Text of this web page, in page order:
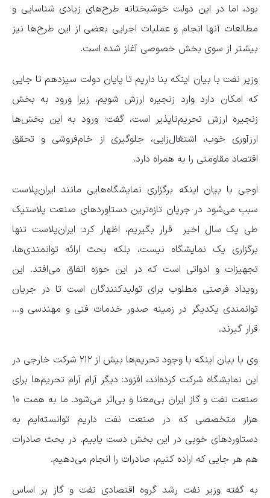
بود، اما در این دولت خوشبختانه طرح‌های زیادی شناسایی و
مطالعات آنها انجام و عملیات اجرایی بعضی از این طرح‌ها نیز
بیشتر از سوی بخش خصوصی آغاز شده است.
وزیر نفت با بیان اینکه بنا داریم تا پایان دولت سیزدهم تا جایی
که امکان دارد وارد زنجیره ارزش شویم، زیرا ورود به بخش
زنجیره ارزش تحریم‌ناپذیر است، گفت: ورود به این بخش‌ها
ارزآوری خوب، اشتغال‌زایی، جلوگیری از خام‌فروشی و تحقق
اقتصاد مقاومتی را به همراه دارد.
اوجی با بیان اینکه برگزاری نمایشگاه‌هایی مانند ایران‌پلاست
سبب می‌شود در جریان تازه‌ترین دستاوردهای صنعت پلاستیک
طی یک سال اخیر قرار بگیریم، اظهار کرد: ایران‌پلاست تنها
برگزاری یک نمایشگاه نیست، بلکه بحث ارائه توانمندی‌ها،
تجهیزات و ادواتی است که در این حوزه اتفاق می‌افتد. این
رویداد فرصتی مطلوب برای تولیدکنندگان است تا در جریان
توانمندی یکدیگر در زمینه صدور خدمات فنی و مهندسی و…
قرار گیرند.
وی با بیان اینکه با وجود تحریم‌ها بیش از ۲۱۲ شرکت خارجی در
این نمایشگاه شرکت کرده‌اند، افزود: دیگر آرام آرام تحریم‌ها برای
صنعت نفت و گاز ایران بی‌معنا و بی‌اثر می‌شود. ما به همت ۱۰
هزار متخصصی که در صنعت نفت داریم توانسته‌ایم به
دستاوردهای خوبی در این بخش دست یابیم. در بحث صادرات
هم هر جایی که اراده کنیم، صادرات را انجام می‌دهیم.
به گفته وزیر نفت رشد گروه اقتصادی نفت و گاز بر اساس